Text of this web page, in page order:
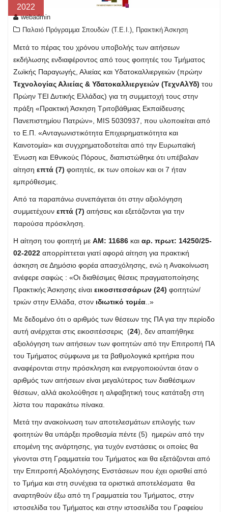
2022
webadmin
Παλαιό Πρόγραμμα Σπουδών (T.E.I.)
Πρακτική Άσκηση
Μετά το πέρας του χρόνου υποβολής των αιτήσεων
εκδήλωσης ενδιαφέροντος από τους φοιτητές του Τμήματος
Ζωϊκής Παραγωγής, Αλιείας και Υδατοκαλλιεργειών (πρώην
Τεχνολογίας Αλιείας & Υδατοκαλλιεργειών (ΤεχνΑλΥδ) του
Πρώην ΤΕΙ Δυτικής Ελλάδας) για τη συμμετοχή τους στην
πράξη «Πρακτική Άσκηση Τριτοβάθμιας Εκπαίδευσης
Πανεπιστημίου Πατρών», MIS 5030937, που υλοποιείται από
το Ε.Π. «Ανταγωνιστικότητα Επιχειρηματικότητα και
Καινοτομία» και συγχρηματοδοτείται από την Ευρωπαϊκή
Ένωση και Εθνικούς Πόρους, διαπιστώθηκε ότι υπέβαλαν
αίτηση επτά (7) φοιτητές, εκ των οποίων και οι 7 ήταν
εμπρόθεσμες.
Από τα παραπάνω συνεπάγεται ότι στην αξιολόγηση
συμμετέχουν επτά (7) αιτήσεις και εξετάζονται για την
παρούσα πρόσκληση.
Η αίτηση του φοιτητή με ΑΜ: 11686 και αρ. πρωτ: 14250/25-
02-2022 απορρίπτεται γιατί αφορά αίτηση για πρακτική
άσκηση σε Δημόσιο φορέα απασχόλησης, ενώ η Ανακοίνωση
ανέφερε σαφώς : «Οι διαθέσιμες θέσεις πραγματοποίησης
Πρακτικής Άσκησης είναι εικοσιτεσσάρων (24) φοιτητών/
τριών στην Ελλάδα, στον ιδιωτικό τομέα ..»
Με δεδομένο ότι o αριθμός των θέσεων της ΠΑ για την περίοδο
αυτή ανέρχεται στις εικοσιτέσσερις (24), δεν απαιτήθηκε
αξιολόγηση των αιτήσεων των φοιτητών από την Επιτροπή ΠΑ
του Τμήματος σύμφωνα με τα βαθμολογικά κριτήρια που
αναφέρονται στην πρόσκληση και ενεργοποιούνται όταν ο
αριθμός των αιτήσεων είναι μεγαλύτερος των διαθέσιμων
θέσεων, αλλά ακολούθησε η αλφαβητική τους κατάταξη στη
λίστα του παρακάτω πίνακα.
Μετά την ανακοίνωση των αποτελεσμάτων επιλογής των
φοιτητών θα υπάρξει προθεσμία πέντε (5) ημερών από την
επομένη της ανάρτησης, για τυχόν ενστάσεις οι οποίες θα
γίνονται στη Γραμματεία του Τμήματος και θα εξετάζονται από
την Επιτροπή Αξιολόγησης Ενστάσεων που έχει ορισθεί από
το Τμήμα και στη συνέχεια τα οριστικά αποτελέσματα θα
αναρτηθούν έξω από τη Γραμματεία του Τμήματος, στην
ιστοσελίδα του Τμήματος και στην ιστοσελίδα του Γραφείου